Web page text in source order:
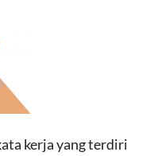
kerja yang terdiri